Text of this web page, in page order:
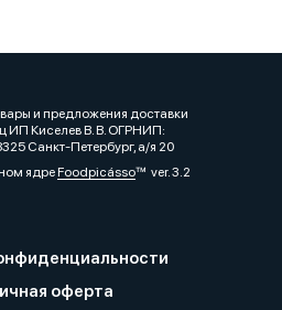
и предложения доставки
ИП Киселев В. В. ОГРНИП:
Санкт-Петербург, а/я 20
ядреFoodpicássover. 3.2
оферта